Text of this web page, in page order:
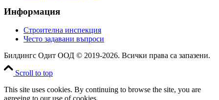
Информация
Строителна инспекция
Често задавани въпроси
Билдингс Одит ООД © 2019-2026. Всички права са запазени.
Scroll to top
This site uses cookies. By continuing to browse the site, you are